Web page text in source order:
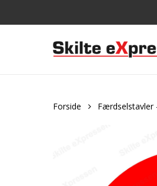
to
Forside Færdselstavler